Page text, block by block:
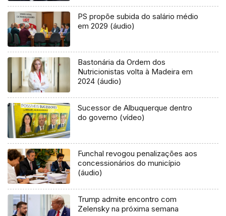
PS propõe subida do salário médio
em 2029 (áudio)
Bastonária da Ordem dos
Nutricionistas volta à Madeira em
2024 (áudio)
Sucessor de Albuquerque dentro
do governo (vídeo)
Funchal revogou penalizações aos
concessionários do município
(áudio)
Trump admite encontro com
Zelensky na próxima semana